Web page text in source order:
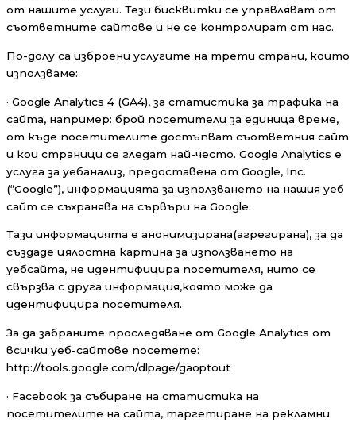
от нашите услуги. Тези бисквитки се управляват от
съответните сайтове и не се контролират от нас.
По-долу са изброени услугите на трети страни, които
използваме:
· Google Analytics 4 (GA4), за статистика за трафика на
сайта, например: брой посетители за единица време,
от къде посетителите достъпват съответния сайт
и кои страници се гледат най-често. Google Analytics е
услуга за уебанализ, предоставена от Google, Inc.
(“Google”), информацията за използването на нашия уеб
сайт се съхранява на сървъри на Google.
Тази информацията е анонимизирана(агрегирана), за да
създаде цялостна картина за използването на
уебсайта, не идентифицира посетителя, нито се
свързва с друга информация,която може да
идентифицира посетителя.
За да забраните проследяване от Google Analytics от
всички уеб-сайтове посетете:
http://tools.google.com/dlpage/gaoptout
· Facebook за събиране на статистика на
посетителите на сайта, таргетиране на рекламни